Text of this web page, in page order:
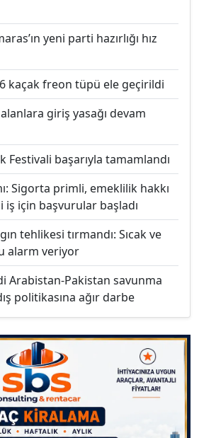
yeni parti hazırlığı hız
kaçak freon tüpü ele geçirildi
giriş yasağı devam
Festivali başarıyla tamamlandı
Sigorta primli, emeklilik hakkı
iş için başvurular başladı
tehlikesi tırmandı: Sıcak ve
alarm veriyor
Arabistan-Pakistan savunma
politikasına ağır darbe